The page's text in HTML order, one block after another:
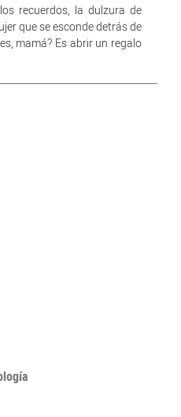
recuerdos, la dulzura de
que se esconde detrás de
mamá? Es abrir un regalo